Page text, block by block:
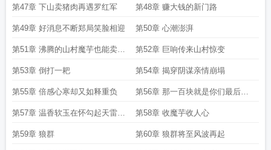
头 动
第47章 下山卖猪肉再遇罗红军 第48章 赚大钱的新门路
第49章 好消息不断郑局笑脸相迎 第50章 心潮澎湃
第51章 沸腾的山村魔芋也能卖出
天价
第52章 巨响传来山村惊变
第53章 倒打一耙 第54章 揭穿阴谋亲情崩塌
第55章 倍感心寒却又如释重负 第56章 那一百块就是你们最后的
家底吧
第57章 温香软玉在怀勾起天雷地
火
第58章 收魔芋收人心
第59章 狼群 第60章 狼群将至风波再起